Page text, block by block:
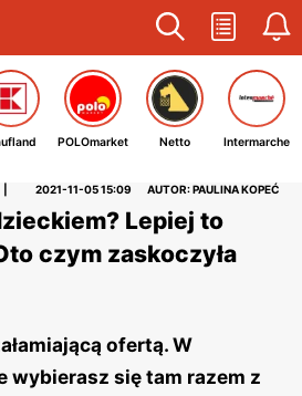
POLOmarket Netto Intermarche
2021-11-05 15:09 AUTOR: PAULINA KOPEĆ
Lepiej to
czym zaskoczyła
ofertą. W
wybierasz się tam razem z